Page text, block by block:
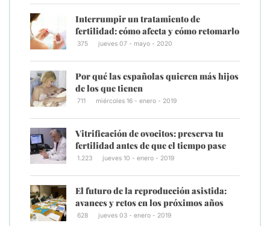
Interrumpir un tratamiento de
fertilidad: cómo afecta y cómo retomarlo
375 jueves 07 - mayo - 2020
Por qué las españolas quieren más hijos
de los que tienen
711 miércoles 16 - enero - 2019
Vitrificación de ovocitos: preserva tu
fertilidad antes de que el tiempo pase
1.223 jueves 10 - enero - 2019
El futuro de la reproducción asistida:
avances y retos en los próximos años
628 jueves 03 - enero - 2019